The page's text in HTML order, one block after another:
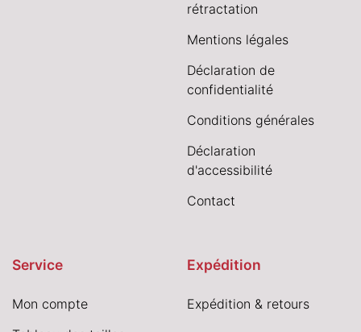
rétractation
Mentions légales
Déclaration de
confidentialité
Conditions générales
Déclaration
d'accessibilité
Contact
Service
Mon compte
Expédition
Expédition & retours